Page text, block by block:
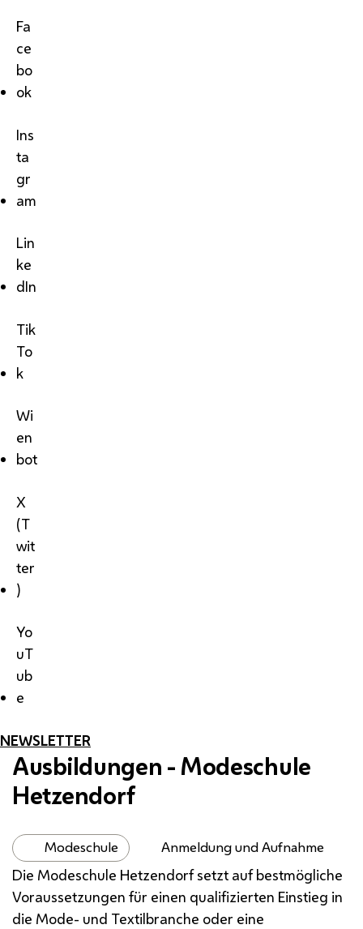
Fa
ce
bo
ok
Ins
ta
gr
am
Lin
ke
dIn
Tik
To
k
Wi
en
bot
X
(T
wit
ter
)
Yo
uT
ub
e
NEWSLETTER
Ausbildungen - Modeschule
Hetzendorf
Modeschule Anmeldung und Aufnahme
Die Modeschule Hetzendorf setzt auf bestmögliche
Voraussetzungen für einen qualifizierten Einstieg in
die Mode- und Textilbranche oder eine